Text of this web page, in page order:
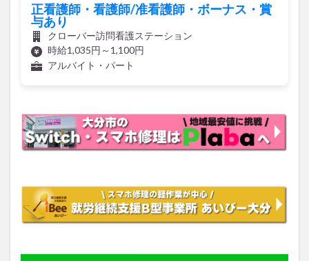
正看護師・看護師/准看護師・ボーナス・賞
与あり
クローバー訪問看護ステーション
時給1,035円～1,100円
アルバイト・パート